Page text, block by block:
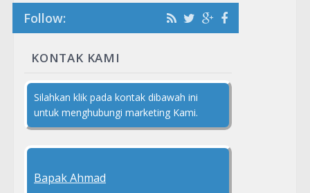
Follow:
KONTAK KAMI
Silahkan klik pada kontak dibawah ini
untuk menghubungi marketing Kami.
Bapak Ahmad